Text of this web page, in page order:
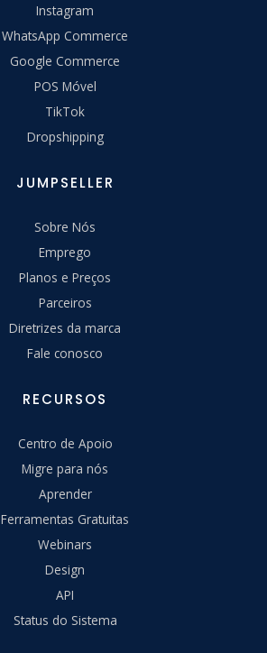
Instagram
WhatsApp Commerce
Google Commerce
POS Móvel
TikTok
Dropshipping
JUMPSELLER
Sobre Nós
Emprego
Planos e Preços
Parceiros
Diretrizes da marca
Fale conosco
RECURSOS
Centro de Apoio
Migre para nós
Aprender
Ferramentas Gratuitas
Webinars
Design
API
Status do Sistema